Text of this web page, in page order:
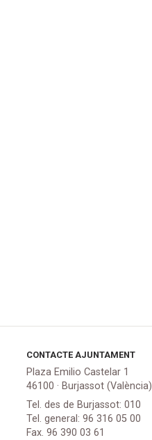
CONTACTE AJUNTAMENT
Plaza Emilio Castelar 1
46100 · Burjassot (València)
Tel. des de Burjassot: 010
Tel. general: 96 316 05 00
Fax. 96 390 03 61